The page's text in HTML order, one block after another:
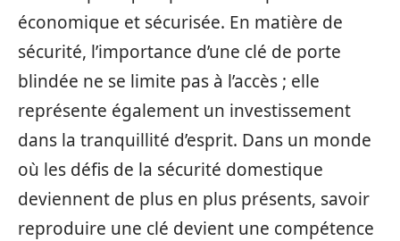
économique et sécurisée. En matière de
sécurité, l’importance d’une clé de porte
blindée ne se limite pas à l’accès ; elle
représente également un investissement
dans la tranquillité d’esprit. Dans un monde
où les défis de la sécurité domestique
deviennent de plus en plus présents, savoir
reproduire une clé devient une compétence